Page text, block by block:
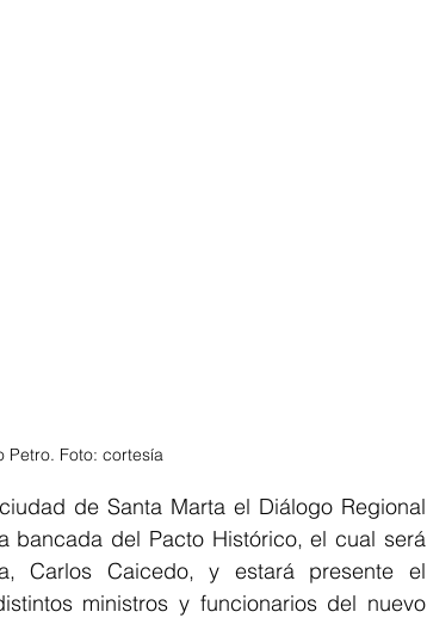
Petro. Foto: cortesía
de Santa Marta el Diálogo Regional
bancada del Pacto Histórico, el cual será
Carlos Caicedo, y estará presente el
ministros y funcionarios del nuevo